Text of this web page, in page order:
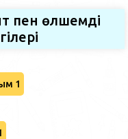
пен өлшемді
1